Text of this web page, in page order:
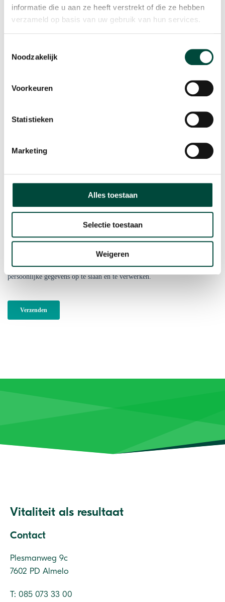
informatie die u aan ze heeft verstrekt of die ze hebben
verzameld op basis van uw gebruik van hun services.
Noodzakelijk
Voorkeuren
Statistieken
Marketing
Alles toestaan
Selectie toestaan
Weigeren
Vitaliteit als resultaat
Contact
Plesmanweg 9c
7602 PD Almelo
T: 085 073 33 00